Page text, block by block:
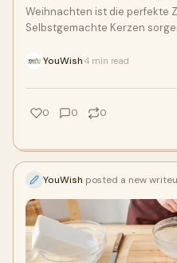
Weihnachten ist die perfekte
Selbstgemachte Kerzen
YouWish 4 min read
0 0 0
YouWish posted a new